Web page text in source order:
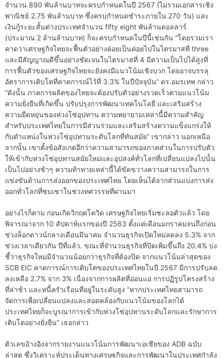
จำนวน 890 พันล้านบาทจะครบกำหนดในปี 2567 (ไม่รวมเอกสารเชิง
พาณิชย์ 2.75 พันล้านบาท ซึ่งครบกำหนดชำระภายใน 270 วัน) และ
เงินกู้ระยะสั้นต่างประเทศจำนวน fifty eight พันล้านดอลลาร์
(ประมาณ 2 ล้านล้านบาท) ก็จะครบกำหนดในปีนี้เช่นกัน “โดยรวมเรา
คาดว่าเศรษฐกิจไทยจะฟื้นตัวอย่างค่อยเป็นค่อยไปในไตรมาสที่ three
และมีสัญญาณดีขึ้นอย่างชัดเจนในไตรมาสที่ 4 มีความเป็นไปได้สูงที่
การฟื้นตัวของเศรษฐกิจไทยจะยังคงมีแนวโน้มเชิงบวก โดยอาจบรรลุ
อัตราการเติบโตที่คาดการณ์ไว้ที่ 3.3% ในปีปัจจุบัน” ดร.อมรเทพ กล่าว
“ดังนั้น ภาคการผลิตของไทยจะต้องปรับตัวอย่างรวดเร็วตามแนวโน้ม
ความยั่งยืนที่เกิดขึ้น ปรับปรุงการพัฒนาเทคโนโลยี และเสริมสร้าง
ความยืดหยุ่นของห่วงโซ่อุปทาน ความพยายามเหล่านี้มีความสำคัญ
สำหรับประเทศไทยในการมีส่วนร่วมและเสริมสร้างความแข็งแกร่งให้
กับตำแหน่งในห่วงโซ่อุปทานระดับโลกที่ทันสมัย” เขากล่าว นอกเหนือ
จากนั้น เขาตั้งข้อสังเกตอีกว่าความสามารถของภาคส่วนในการปรับตัว
ให้เข้ากับห่วงโซ่อุปทานสมัยใหม่และอุปสงค์ทั่วโลกที่เปลี่ยนแปลงไปนั้น
เป็นไปอย่างช้าๆ ความท้าทายเหล่านี้ได้ขัดขวางความสามารถในการ
แข่งขันด้านการส่งออกของประเทศไทย โดยเห็นได้จากส่วนแบ่งการส่ง
ออกทั่วโลกที่ซบเซาในช่วงทศวรรษที่ผ่านมา
อย่างไรก็ตาม ก่อนเกิดวิกฤตโควิด เศรษฐกิจไทยเริ่มชะลอตัวแล้ว โดย
พิจารณาจาก 10 สัปดาห์แรกของปี 2563 ตั้งแต่เดือนมกราคมจนถึงก่อน
ช่วงล็อกดาวน์กลางเดือนมีนาคม จำนวนธุรกิจเปิดใหม่ลดลง 5.3% จาก
ช่วงเวลาเดียวกัน ปีที่แล้ว. ขณะที่จำนวนธุรกิจที่ปิดเพิ่มขึ้นถึง 20.4% บ่ง
ชี้ว่าธุรกิจใหม่มีจำนวนน้อยกว่าธุรกิจที่ต้องปิด จากแนวโน้มล่าสุดของ
SCB EIC คาดการณ์การเติบโตของประเทศไทยในปี 2567 มีการปรับลด
ลงเหลือ 2.7% จาก 3% เนื่องจากการผลิตที่อ่อนแอ การปฏิรูปโครงสร้าง
ที่ล่าช้า และหนี้ครัวเรือนที่อยู่ในระดับสูง “หากประเทศไทยสามารถ
จัดการเพื่อเปลี่ยนแปลงและสอดคล้องกับแนวโน้มของโลกได้
ประเทศไทยก็จะบูรณาการเข้ากับห่วงโซ่อุปทานระดับโลกและรักษาการ
เติบโตอย่างยั่งยืน” เธอกล่าว
ตัวเลขอ้างอิงจากรายงานแนวโน้มการพัฒนาเอเชียของ ADB ฉบับ
ล่าสุด ซึ่งวิเคราะห์ประเด็นทางเศรษฐกิจและการพัฒนาในประเทศกำลัง